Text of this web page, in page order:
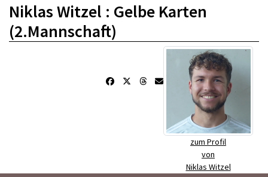
Niklas Witzel : Gelbe Karten
(2.Mannschaft)
zum Profil
von
Niklas Witzel